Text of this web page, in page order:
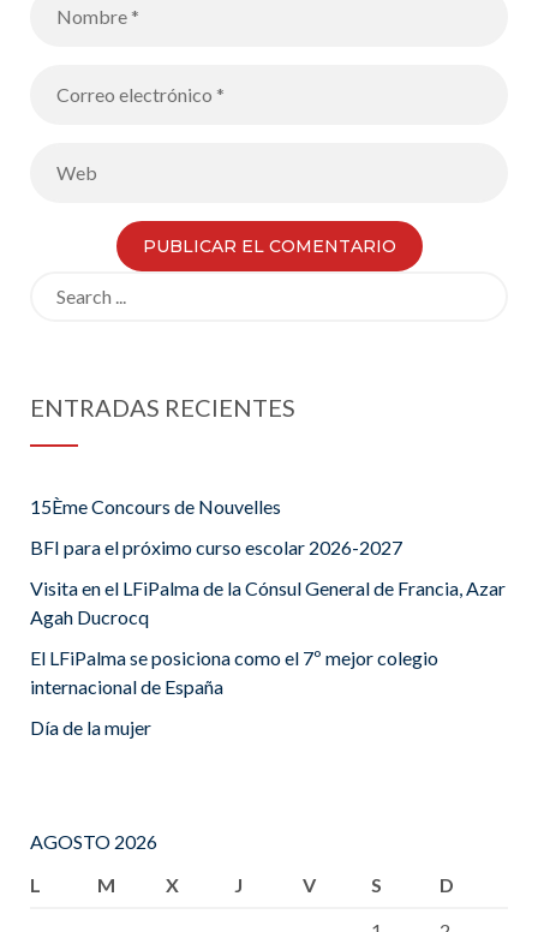
ENTRADAS RECIENTES
15Ème Concours de Nouvelles
BFI para el próximo curso escolar 2026-2027
Visita en el LFiPalma de la Cónsul General de Francia, Azar
Agah Ducrocq
El LFiPalma se posiciona como el 7º mejor colegio
internacional de España
Día de la mujer
AGOSTO 2026
L
M X J V S
D